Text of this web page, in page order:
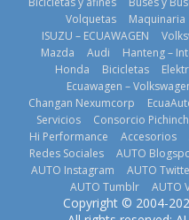
prueban flota
que usa
gasolina 100%
renovable
25 de julio de
2026
días
1
2026
La
Volquetas
Maquinaria
ISUZU – ECUAWAGEN
Mazda
Audi Hanteng –
Honda
Bicicletas
Ecuawagen –
Changan Nexumcorp
Servicios
Consorcio
Hi Performance
Accesorios
Redes Sociales
AUTO
AUTO Instagram
AUTO
AUTO Tumblr
AUTO
Copyright © 2004-